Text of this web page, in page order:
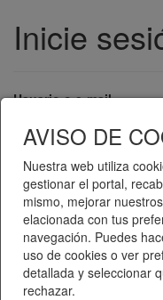
Inicie
Usuario o e-mail
Contraseña
Recuérdame
Entrar
AVISO DE
Nuestra web utiliza
gestionar el portal,
mismo, mejorar
elacionada con tus
navegación. Puedes
uso de cookies o ver
detallada y seleccionar
rechazar.